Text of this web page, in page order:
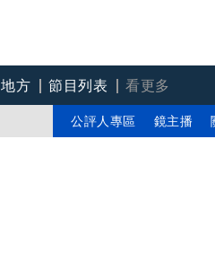
地方 節目列表
看更多
公評人專區 鏡主播